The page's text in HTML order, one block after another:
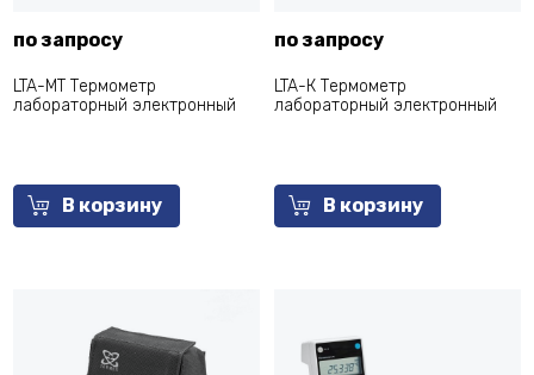
по запросу
LTA-MT Термометр
лабораторный электронный
В корзину
по запросу
LTA-К Термометр
лабораторный электронный
В корзину